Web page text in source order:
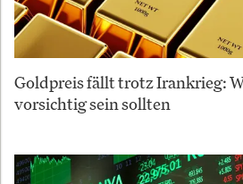
Goldpreis fällt trotz Irankrieg:
vorsichtig sein sollten